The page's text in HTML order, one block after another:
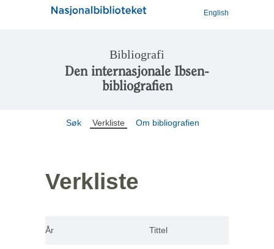
English
Bibliografi
Den internasjonale Ibsen-
bibliografien
Søk Verkliste Om bibliografien
Verkliste
År Tittel